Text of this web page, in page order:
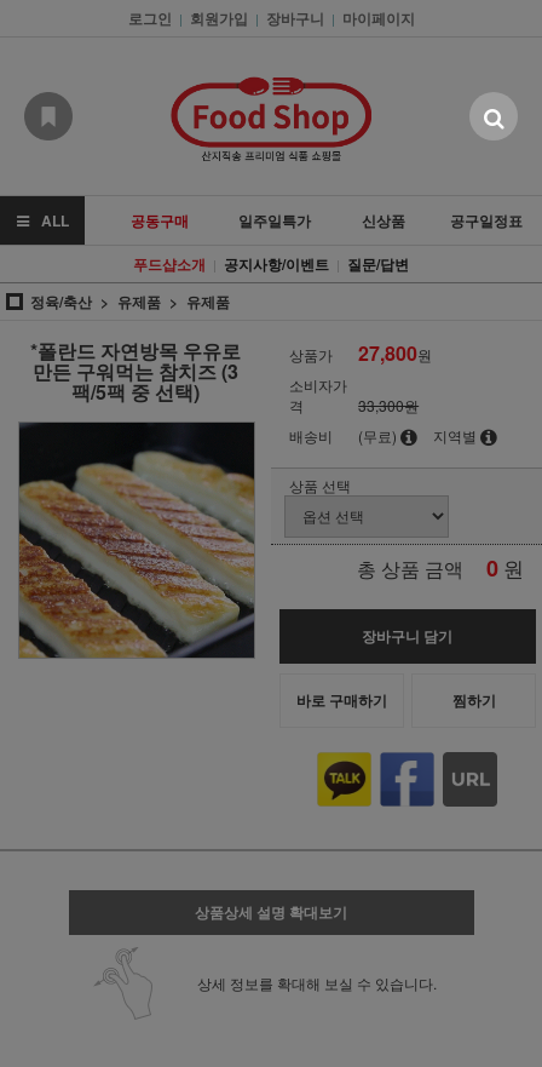
로그인 | 회원가입 | 장바구니 | 마이페이지
ALL 공동구매 일주일특가 신상품
공구일정표
푸드샵소개 | 공지사항/이벤트 | 질문/답변
정육/축산
유제품 유제품
*폴란드 자연방목 우유로
만든 구워먹는 참치즈 (3
팩/5팩 중 선택)
상품가 27,800원
소비자가
격
33,300원
배송비
(무료) 지역별
상품 선택
총 상품 금액 0 원
장바구니 담기
바로 구매하기 찜하기
상품상세 설명 확대보기
상세 정보를 확대해 보실 수 있습니다.